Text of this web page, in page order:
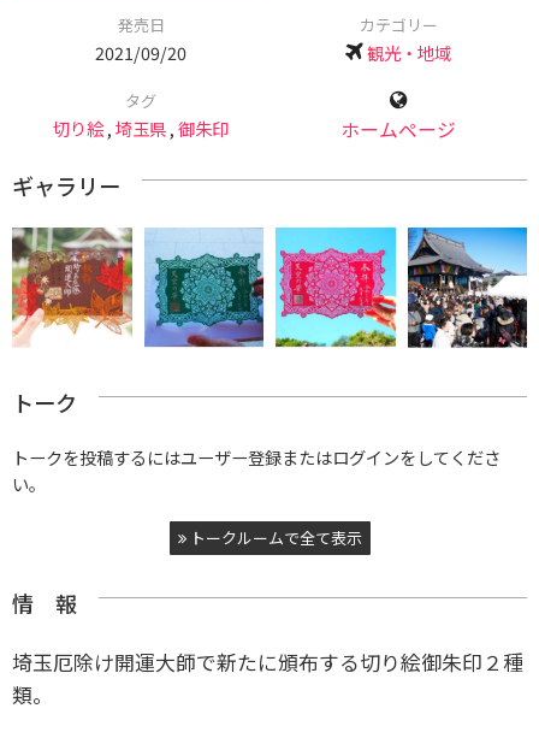
発売日
2021/09/20
カテゴリー
観光・地域
タグ
切り絵,埼玉県,御朱印 ホームページ
ギャラリー
トーク
トークを投稿するにはユーザー登録またはログインをしてくださ
い。
トークルームで全て表示
情 報
埼玉厄除け開運大師で新たに頒布する切り絵御朱印２種
類。